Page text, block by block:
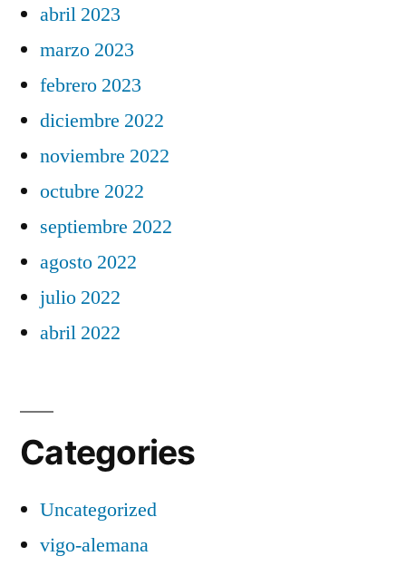
abril 2023
marzo 2023
febrero 2023
diciembre 2022
noviembre 2022
octubre 2022
septiembre 2022
agosto 2022
julio 2022
abril 2022
Categories
Uncategorized
vigo-alemana